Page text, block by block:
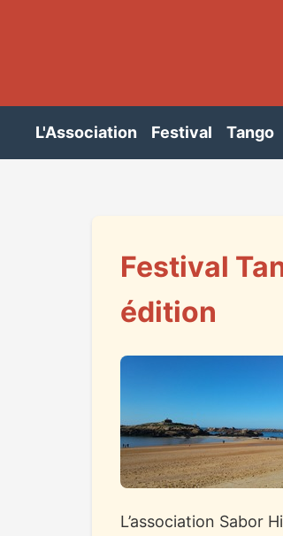
L'Association Festival Tango
Festival
édition
L’association Sabor